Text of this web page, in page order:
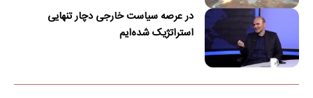
در عرصه سیاست خارجی دچار تنهایی
استراتژیک شده‌ایم